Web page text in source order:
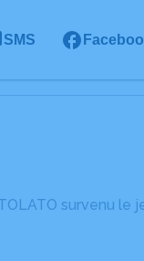
SMS
survenu le